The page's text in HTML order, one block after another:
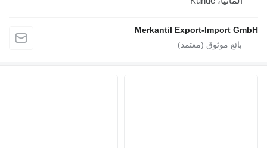
Merkantil Export-Import GmbH